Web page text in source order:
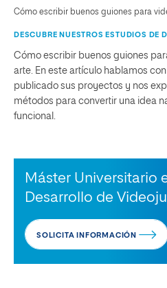
Cómo escribir buenos guiones para
DESCUBRE NUESTROS ESTUDIOS DE
Cómo escribir buenos guiones
arte. En este artículo hablamos
publicado sus proyectos y nos
métodos para convertir una idea
funcional.
Máster Universitario
Desarrollo de
SOLICITA INFORMACIÓN